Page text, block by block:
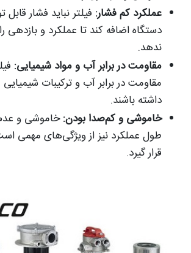
عملکرد کم فشار: فیلتر نباید فشار قابل
دستگاه اضافه کند تا عملکرد و بازدهی
ندهد.
مقاومت در برابر آب و مواد شیمیایی‌:
مقاومت در برابر آب و ترکیبات شیمیایی
داشته باشند.
خاموشی و کم‌صدا بودن:خاموشی و
طول عملکرد نیز از ویژگی‌های مهمی
قرار گیرد.